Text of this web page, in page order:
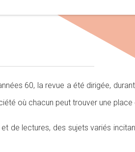
60, la revue a été dirigée,
où chacun peut trouver une place
de lectures, des sujets variés